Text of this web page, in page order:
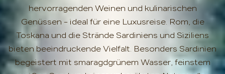
hervorragenden Weinen und kulinarischen
Genüssen – ideal für eine Luxusreise. Rom, die
Toskana und die Strände Sardiniens und Siziliens
bieten beeindruckende Vielfalt. Besonders Sardinien
begeistert mit smaragdgrünem Wasser, feinstem